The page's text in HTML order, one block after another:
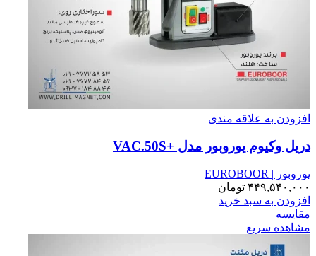
افزودن به علاقه مندی
دریل وکیوم یوروبور مدل +VAC.50S
یوروبور | EUROBOOR
۴۴۹,۵۴۰,۰۰۰ تومان
افزودن به سبد خرید
مقایسه
مشاهده سریع